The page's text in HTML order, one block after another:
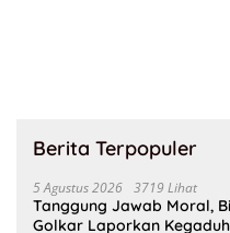
Berita Terpopuler
5 Agustus 2026 3719 Lihat
Tanggung Jawab Moral,
Golkar Laporkan